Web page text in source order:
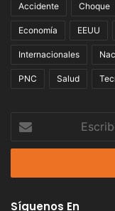
Accidente Choque
Economía EEUU
Internacionales
PNC Salud
correo
Síguenos En